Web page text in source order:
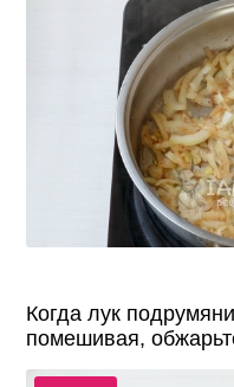
Когда лук
помешивая,